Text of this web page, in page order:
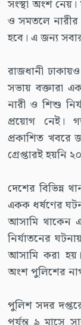
সংস্থা অংশ
ও সমতলে নারীর
হবে। এ জন্য
রাজধানী
সভায় বক্তারা
নারী ও শিশু
প্রয়োগ নেই।
প্রকাশিত খবরে
গ্রেপ্তারই হয়নি
দেশের বিভিন্ন
একক ধর্ষণের
আসামি থাকেন
নির্যাতনের
আসামি করা
অংশ পুলিশের
পুলিশ সদর